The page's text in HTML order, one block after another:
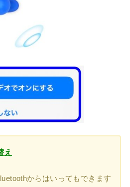
え
からはいってもできます